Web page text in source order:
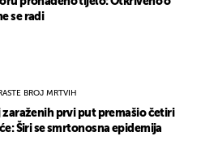
se radi
RASTE BROJ MRTVIH
zaraženih prvi put premašio četiri
Širi se smrtonosna epidemija